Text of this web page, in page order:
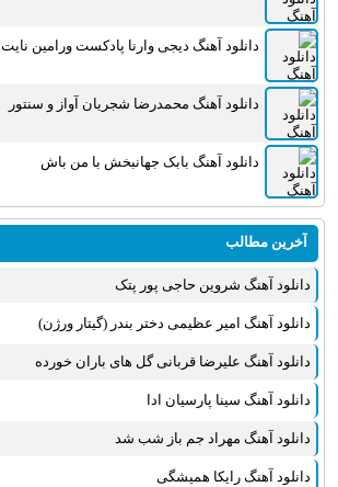
دانلود آهنگ دیجی وارنا پادکست ورامین نایت 24
دانلود آهنگ محمدرضا شجریان آواز و سنتور
دانلود آهنگ بابک جهانبخش با من باش
آخرین مطالب
دانلود آهنگ شروین حاجی پور پتک
دانلود آهنگ امیر عظیمی دختر بندر (گیتار ورژن)
دانلود آهنگ علیرضا قربانی گل های باران خورده
دانلود آهنگ سینا پارسیان ادا
دانلود آهنگ مهراد جم باز شب شد
دانلود آهنگ رایکا همیشگی